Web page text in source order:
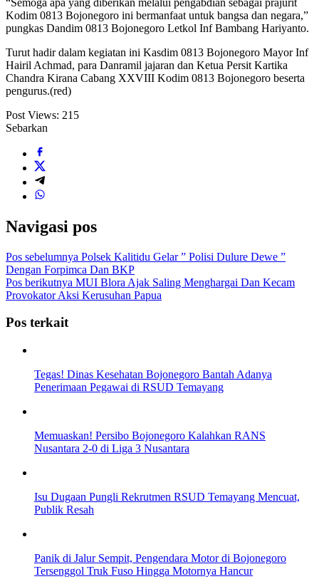
Kodim 0813 Bojonegoro ini bermanfaat untuk bangsa dan negara,”
pungkas Dandim 0813 Bojonegoro Letkol Inf Bambang Hariyanto.
Turut hadir dalam kegiatan ini Kasdim 0813 Bojonegoro Mayor Inf
Hairil Achmad, para Danramil jajaran dan Ketua Persit Kartika
Chandra Kirana Cabang XXVIII Kodim 0813 Bojonegoro beserta
pengurus.(red)
Post Views: 215
Sebarkan
Navigasi pos
Pos sebelumnya Polsek Kalitidu Gelar ” Polisi Dulure Dewe ”
Dengan Forpimca Dan BKP
Pos berikutnya MUI Blora Ajak Saling Menghargai Dan Kecam
Provokator Aksi Kerusuhan Papua
Pos terkait
Tegas! Dinas Kesehatan Bojonegoro Bantah Adanya
Penerimaan Pegawai di RSUD Temayang
Memuaskan! Persibo Bojonegoro Kalahkan RANS
Nusantara 2-0 di Liga 3 Nusantara
Isu Dugaan Pungli Rekrutmen RSUD Temayang Mencuat,
Publik Resah
Panik di Jalur Sempit, Pengendara Motor di Bojonegoro
Tersenggol Truk Fuso Hingga Motornya Hancur